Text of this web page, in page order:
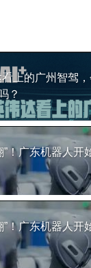
上的广州智驾
？
！广东机器人开
！广东机器人开